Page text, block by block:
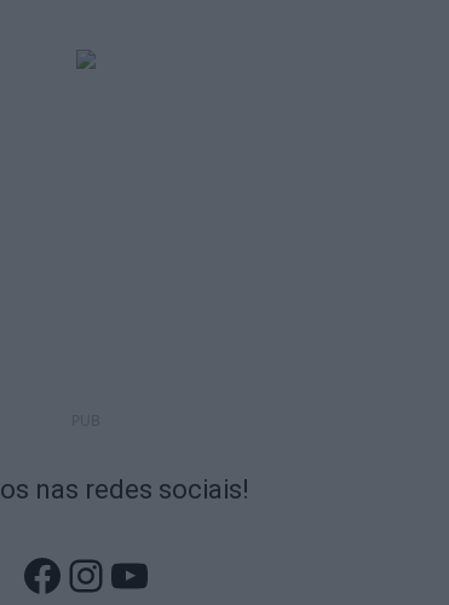
nas redes sociais!
Facebook
Instagram
YouTube